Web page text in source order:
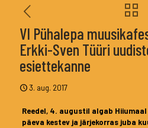
VI Pühalepa
Erkki-Sven Tüüri
esiettekanne
3. aug. 2017
Reedel, 4. augustil algab
päeva kestev ja järjekorras juba